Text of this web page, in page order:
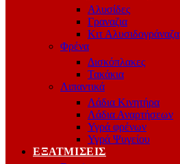
Αλυσίδες
Γραναζια
Κιτ Αλυσιδογράναζα
Φρένα
Δισκόπλακες
Τακάκια
Λιπαντικά
Λάδια Κινητήρα
Λάδια Αναρτήσεων
Υγρά φρένων
Υγρά Ψυγείου
ΕΞΑΤΜΊΣΕΙΣ